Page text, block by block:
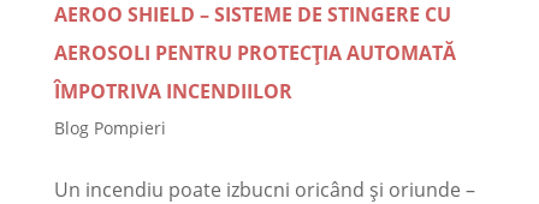
AEROO SHIELD – SISTEME DE STINGERE CU
AEROSOLI PENTRU PROTECȚIA AUTOMATĂ
ÎMPOTRIVA INCENDIILOR
Blog Pompieri
Un incendiu poate izbucni oricând și oriunde –